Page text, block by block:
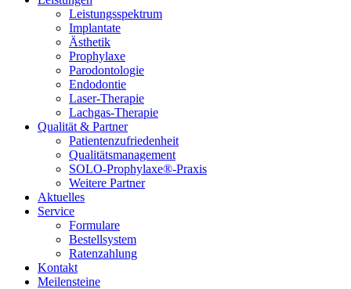
Leistungsspektrum
Implantate
Ästhetik
Prophylaxe
Parodontologie
Endodontie
Laser-Therapie
Lachgas-Therapie
Qualität & Partner
Patientenzufriedenheit
Qualitätsmanagement
SOLO-Prophylaxe®-Praxis
Weitere Partner
Aktuelles
Service
Formulare
Bestellsystem
Ratenzahlung
Kontakt
Meilensteine